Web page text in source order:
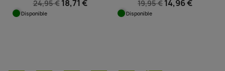
24,95 € 18,71 €
Disponible
19,95 € 14,96 €
Disponible